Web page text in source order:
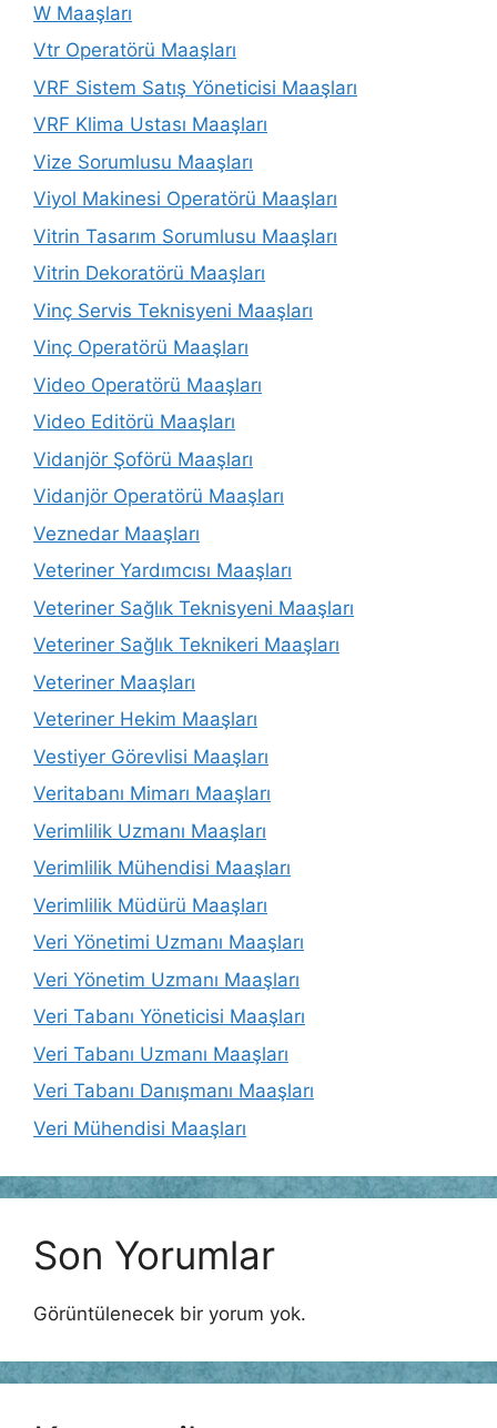
W Maaşları
Vtr Operatörü Maaşları
VRF Sistem Satış Yöneticisi Maaşları
VRF Klima Ustası Maaşları
Vize Sorumlusu Maaşları
Viyol Makinesi Operatörü Maaşları
Vitrin Tasarım Sorumlusu Maaşları
Vitrin Dekoratörü Maaşları
Vinç Servis Teknisyeni Maaşları
Vinç Operatörü Maaşları
Video Operatörü Maaşları
Video Editörü Maaşları
Vidanjör Şoförü Maaşları
Vidanjör Operatörü Maaşları
Veznedar Maaşları
Veteriner Yardımcısı Maaşları
Veteriner Sağlık Teknisyeni Maaşları
Veteriner Sağlık Teknikeri Maaşları
Veteriner Maaşları
Veteriner Hekim Maaşları
Vestiyer Görevlisi Maaşları
Veritabanı Mimarı Maaşları
Verimlilik Uzmanı Maaşları
Verimlilik Mühendisi Maaşları
Verimlilik Müdürü Maaşları
Veri Yönetimi Uzmanı Maaşları
Veri Yönetim Uzmanı Maaşları
Veri Tabanı Yöneticisi Maaşları
Veri Tabanı Uzmanı Maaşları
Veri Tabanı Danışmanı Maaşları
Veri Mühendisi Maaşları
Son Yorumlar
Görüntülenecek bir yorum yok.